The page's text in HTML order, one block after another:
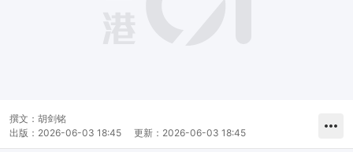
撰文： 胡剑铭
出版： 2026-06-03 18:45 更新： 2026-06-03 18:45